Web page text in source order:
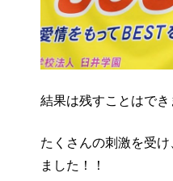
結果は残すことはでき
たくさんの刺激を受
ました！！